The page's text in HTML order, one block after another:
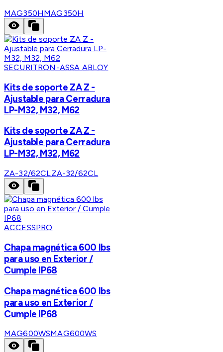
MAG350HMAG350H
SECURITRON-ASSA ABLOY
Kits de soporte ZA Z -
Ajustable para Cerradura
LP-M32, M32, M62
Kits de soporte ZA Z -
Ajustable para Cerradura
LP-M32, M32, M62
ZA-32/62CLZA-32/62CL
ACCESSPRO
Chapa magnética 600 lbs
para uso en Exterior /
Cumple IP68
Chapa magnética 600 lbs
para uso en Exterior /
Cumple IP68
MAG600WSMAG600WS